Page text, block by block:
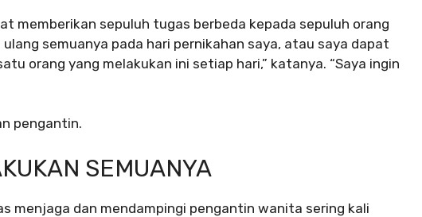
memberikan sepuluh tugas berbeda kepada sepuluh orang
semuanya pada hari pernikahan saya, atau saya dapat
orang yang melakukan ini setiap hari,” katanya. “Saya ingin
pengantin.
SEMUANYA
menjaga dan mendampingi pengantin wanita sering kali